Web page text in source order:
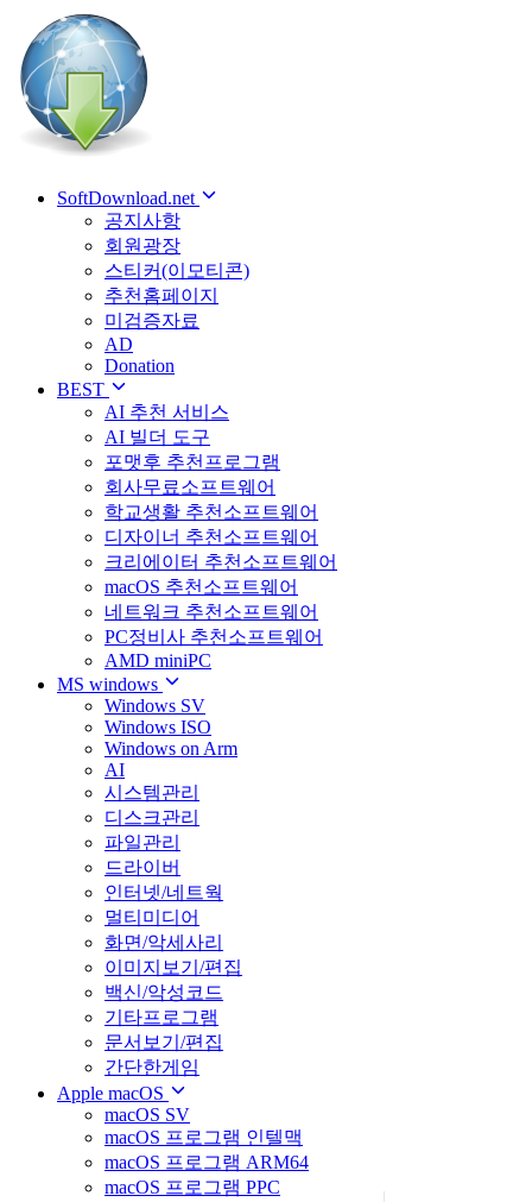
SoftDownload.net
공지사항
회원광장
스티커(이모티콘)
추천홈페이지
미검증자료
AD
Donation
BEST
AI 추천 서비스
AI 빌더 도구
포맷후 추천프로그램
회사무료소프트웨어
학교생활 추천소프트웨어
디자이너 추천소프트웨어
크리에이터 추천소프트웨어
macOS 추천소프트웨어
네트워크 추천소프트웨어
PC정비사 추천소프트웨어
AMD miniPC
MS windows
Windows SV
Windows ISO
Windows on Arm
AI
시스템관리
디스크관리
파일관리
드라이버
인터넷/네트웍
멀티미디어
화면/악세사리
이미지보기/편집
백신/악성코드
기타프로그램
문서보기/편집
간단한게임
Apple macOS
macOS SV
macOS 프로그램 인텔맥
macOS 프로그램 ARM64
macOS 프로그램 PPC